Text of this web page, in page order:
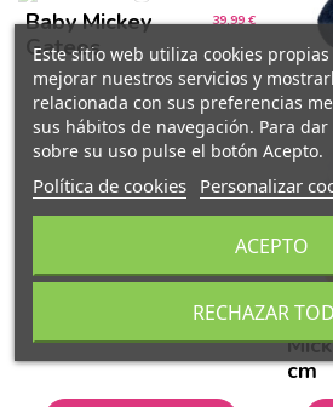
Baby Mickey
Gateos
39,99 €
cm
Este sitio web utiliza cookies
mejorar nuestros servicios y
relacionada con sus preferencias
sus hábitos de navegación. Para
sobre su uso pulse el botón Acepto.
Política de cookies Personalizar
RECHAZAR
ACEPTO